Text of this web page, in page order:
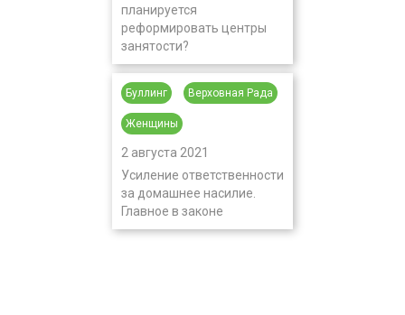
планируется
реформировать центры
занятости?
Буллинг Верховная Рада
Женщины
2 августа 2021
Усиление ответственности
за домашнее насилие.
Главное в законе